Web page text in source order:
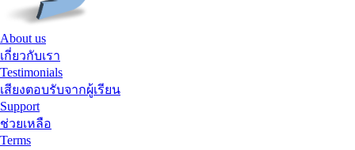
About us
เกี่ยวกับเรา
Testimonials
เสียงตอบรับจากผู้เรียน
Support
ช่วยเหลือ
Terms